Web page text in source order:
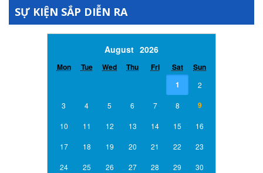
SỰ KIỆN SẮP DIỄN RA
August 2026
Previous Month
Mon Tue Wed Thu Fri Sat
Sun
1
2
3 4 5 6 7 8 9
10 11 12 13 14 15 16
17 18 19 20 21 22 23
24 25 26 27 28 29 30